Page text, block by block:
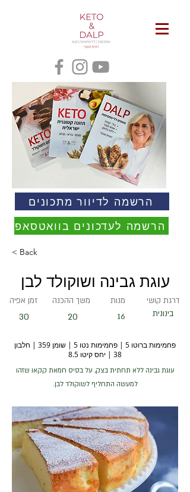
הרשמה לדיוור מתכונים
הרשמה לעדכונים בוואטסאפ
< Back
עוגת גבינה ושוקולד לבן
זמן אפיה
30
משך ההכנה
20
מנות
16
דרגת קושי
בינונית
פחמימות ברוטו 5 | פחמימות נטו 5 | שומן 359 | חלבון
38 | יחס קיטו 8.5
עוגת גבינה ללא תחתית בצק, על בסיס חמאת קקאו שזהו
למעשה התחליף לשוקולד לבן.